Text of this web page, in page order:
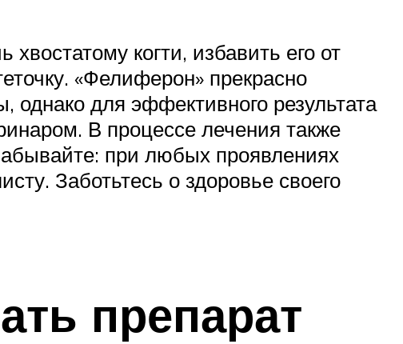
хвостатому когти, избавить его от
«Фелиферон» прекрасно
для эффективного результата
В процессе лечения также
при любых проявлениях
Заботьтесь о здоровье своего
препарат